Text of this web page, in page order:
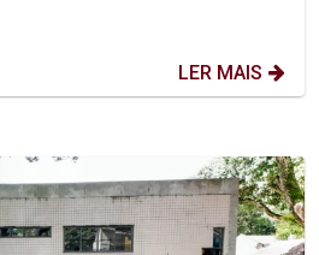
LER MAIS